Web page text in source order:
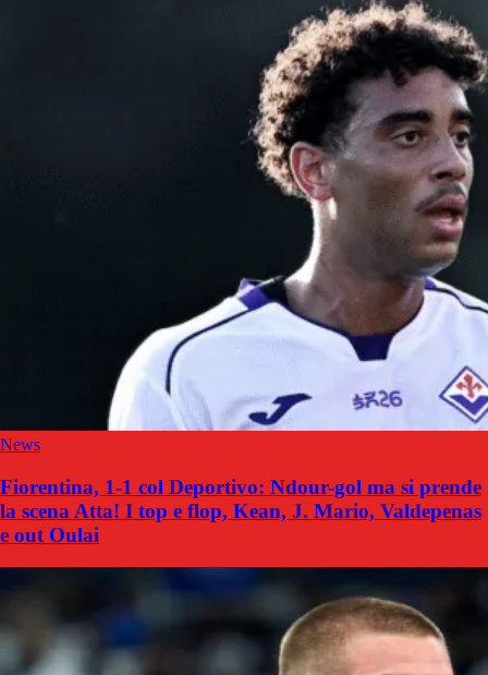
News
Fiorentina, 1-1 col Deportivo: Ndour-gol ma si prende
la scena Atta! I top e flop, Kean, J. Mario, Valdepenas
e out Oulai